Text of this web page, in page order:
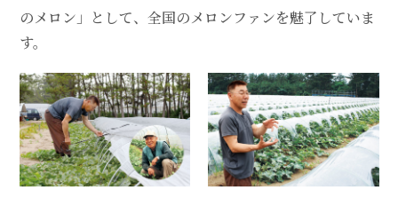
のメロン」として、全国のメロンファンを魅了していま
す。